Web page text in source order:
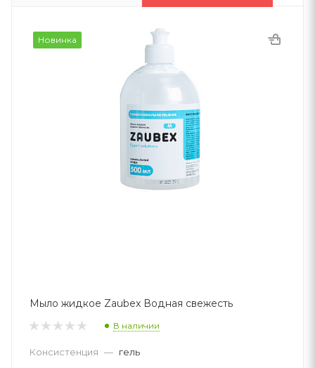
Новинка
Мыло жидкое Zaubex Водная свежесть
В наличии
Консистенция — гель